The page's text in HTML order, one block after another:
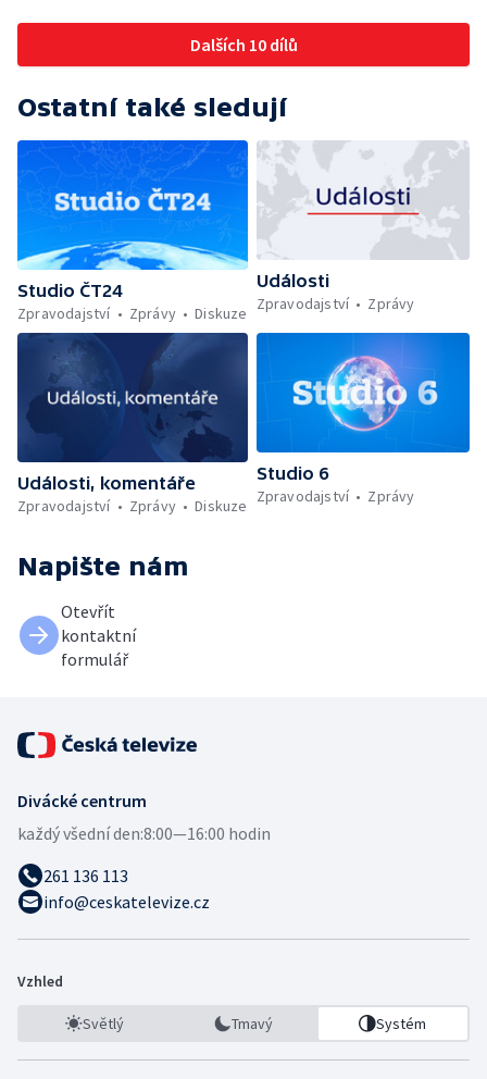
Dalších 10 dílů
Ostatní také sledují
Studio ČT24
Zpravodajství
Zprávy Diskuze
Události
Zpravodajství
Zprávy
Události, komentáře
Zpravodajství
Zprávy Diskuze
Studio 6
Zpravodajství
Zprávy
Napište nám
Otevřít
kontaktní
formulář
Divácké centrum
každý všední den:8:00—16:00 hodin
261 136 113
info@ceskatelevize.cz
Vzhled
Světlý Tmavý Systém